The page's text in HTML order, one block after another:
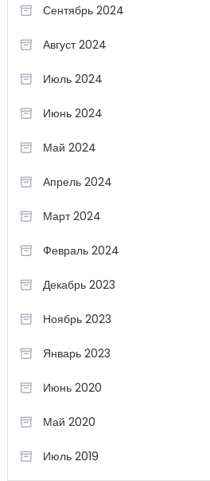
Сентябрь 2024
Август 2024
Июль 2024
Июнь 2024
Май 2024
Апрель 2024
Март 2024
Февраль 2024
Декабрь 2023
Ноябрь 2023
Январь 2023
Июнь 2020
Май 2020
Июль 2019